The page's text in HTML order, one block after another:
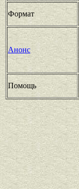
Формат
Анонс
Помощь